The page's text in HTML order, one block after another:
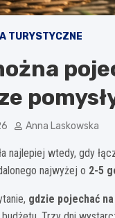
TURYSTYCZNE
Anna Laskowska
najlepiej wtedy, gdy
najwyżej o 2-5
gdzie pojechać